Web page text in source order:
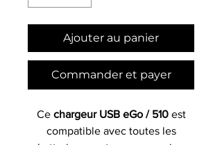
Ajouter au panier
Commander et payer
Ce chargeur USB eGo / 510 est
compatible avec toutes les